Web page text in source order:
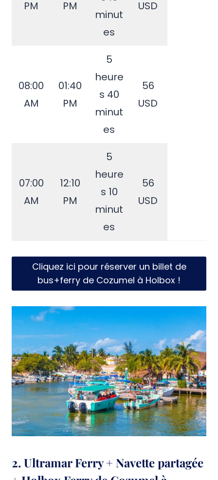
PM PM
minut
es
USD
08:00
AM
01:40
PM
5
heure
s 40
minut
es
56
USD
07:00
AM
12:10
PM
5
heure
s 10
minut
es
56
USD
Cliquez ici pour réserver un billet de
bus+ferry de Cozumel à Holbox !
2. Ultramar Ferry + Navette partagée